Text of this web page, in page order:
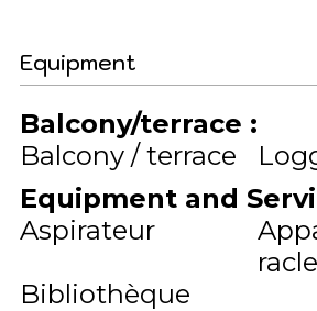
Equipment
Balcony/terrace :
Balcony / terrace
Equipment and
Aspirateur
Bibliothèque